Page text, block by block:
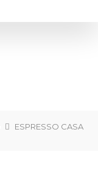
ESPRESSO CASA